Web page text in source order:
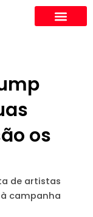
os
de artistas
campanha